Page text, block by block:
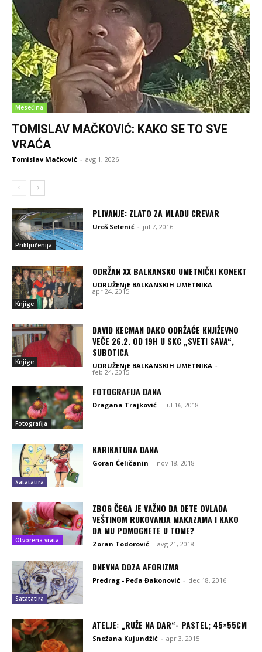
Mesečina
TOMISLAV MAČKOVIĆ: KAKO SE TO SVE
VRAĆA
Tomislav Mačković - avg 1, 2026
Priključenija
PLIVANJE: ZLATO ZA MLADU CREVAR
Uroš Selenić - jul 7, 2016
Knjige
ODRŽAN XX BALKANSKO UMETNIČKI KONEKT
UDRUŽENjE BALKANSKIH UMETNIKA -
apr 24, 2015
Knjige
DAVID KECMAN DAKO ODRŽAĆE KNJIŽEVNO
VEČE 26.2. OD 19H U SKC „SVETI SAVA“,
SUBOTICA
UDRUŽENjE BALKANSKIH UMETNIKA -
feb 24, 2015
Fotografija
FOTOGRAFIJA DANA
Dragana Trajković - jul 16, 2018
Satatatira
KARIKATURA DANA
Goran Ćeličanin - nov 18, 2018
Otvorena vrata
ZBOG ČEGA JE VAŽNO DA DETE OVLADA
VEŠTINOM RUKOVANJA MAKAZAMA I KAKO
DA MU POMOGNETE U TOME?
Zoran Todorović - avg 21, 2018
Satatatira
DNEVNA DOZA AFORIZMA
Predrag - Peđa Đakonović - dec 18, 2016
ATELJE: „RUŽE NA DAR“- PASTEL; 45×55CM
Snežana Kujundžić - apr 3, 2015